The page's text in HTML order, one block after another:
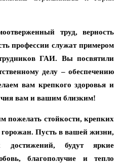
труд, верность
профессии служат примером
ГАИ. Вы посвятили
делу – обеспечению
вам крепкого здоровья и
вам и вашим близким!
пожелать стойкости, крепких
Пусть в вашей жизни,
достижений, будут яркие
благополучие и тепло